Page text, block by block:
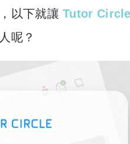
以下就讓Tutor
呢？